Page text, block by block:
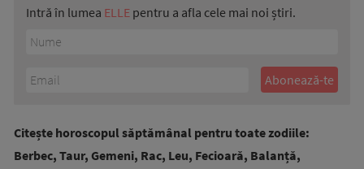
Intră în lumea ELLE pentru a afla cele mai noi știri.
Citește horoscopul săptămânal pentru toate zodiile:
Berbec, Taur, Gemeni, Rac, Leu, Fecioară, Balanță,